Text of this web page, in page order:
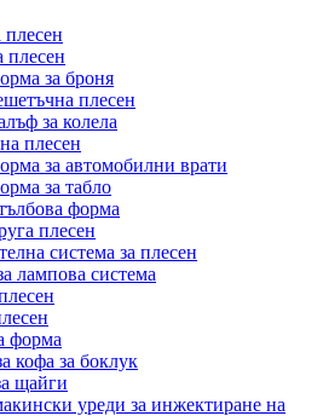
за броня
плесен
за колела
плесен
за автомобилни врати
за табло
форма
плесен
система за плесен
лампова система
форма
кофа за боклук
щайги
уреди за инжектиране на